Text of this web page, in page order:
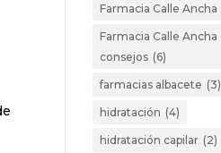
Farmacia Calle Ancha
Farmacia Calle Ancha
consejos (6)
farmacias albacete (3)
hidratación (4)
hidratación capilar (2)